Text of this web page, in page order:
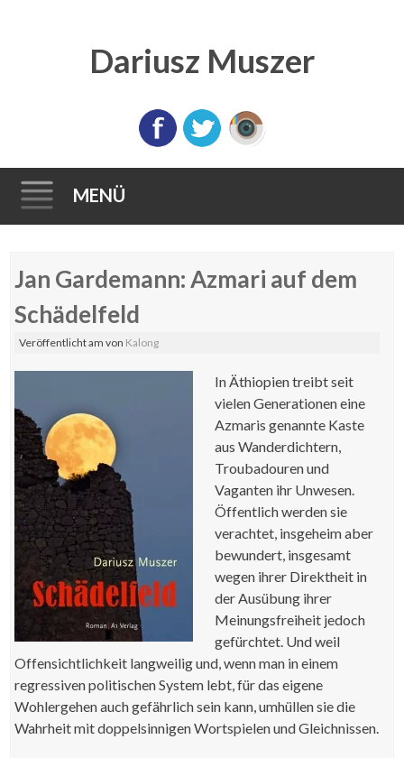
Dariusz Muszer
MENÜ
zum
Jan Gardemann: Azmari auf dem
Schädelfeld
Veröffentlicht amvon Kalong
In Äthiopien treibt seit
vielen Generationen eine
Azmaris genannte Kaste
aus Wanderdichtern,
Troubadouren und
Vaganten ihr Unwesen.
Öffentlich werden sie
verachtet, insgeheim aber
bewundert, insgesamt
wegen ihrer Direktheit in
der Ausübung ihrer
Meinungsfreiheit jedoch
gefürchtet. Und weil
Offensichtlichkeit langweilig und, wenn man in einem
regressiven politischen System lebt, für das eigene
Wohlergehen auch gefährlich sein kann, umhüllen sie die
Wahrheit mit doppelsinnigen Wortspielen und Gleichnissen.